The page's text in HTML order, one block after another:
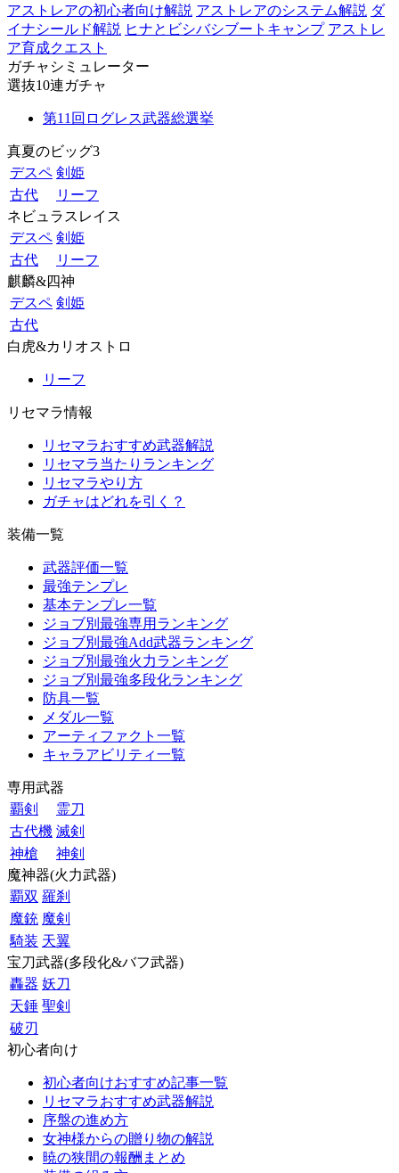
アストレアの初心者向け解説 アストレアのシステム解説 ダ
イナシールド解説 ヒナとビシバシブートキャンプ アストレ
ア育成クエスト
ガチャシミュレーター
選抜10連ガチャ
第11回ログレス武器総選挙
真夏のビッグ3
デスペ 剣姫
古代
リーフ
ネビュラスレイス
デスペ 剣姫
古代
リーフ
麒麟&四神
デスペ 剣姫
古代
白虎&カリオストロ
リーフ
リセマラ情報
リセマラおすすめ武器解説
リセマラ当たりランキング
リセマラやり方
ガチャはどれを引く？
装備一覧
武器評価一覧
最強テンプレ
基本テンプレ一覧
ジョブ別最強専用ランキング
ジョブ別最強Add武器ランキング
ジョブ別最強火力ランキング
ジョブ別最強多段化ランキング
防具一覧
メダル一覧
アーティファクト一覧
キャラアビリティ一覧
専用武器
覇剣
霊刀
古代機 滅剣
神槍
神剣
魔神器(火力武器)
覇双 羅刹
魔銃 魔剣
騎装 天翼
宝刀武器(多段化&バフ武器)
轟器 妖刀
天錘 聖剣
破刃
初心者向け
初心者向けおすすめ記事一覧
リセマラおすすめ武器解説
序盤の進め方
女神様からの贈り物の解説
暁の狭間の報酬まとめ